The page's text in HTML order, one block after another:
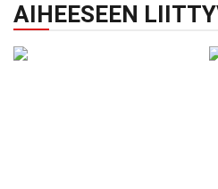
AIHEESEEN